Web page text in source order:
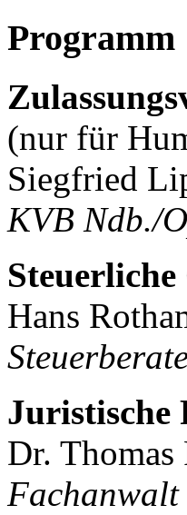
Programm
(nur für
Siegfried
KVB Ndb./
Hans
Juristische
Dr.